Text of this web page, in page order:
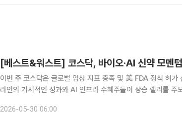
이번 주 코스닥은 글로벌 임상 지표 충족 및 美 FDA 정식 허가
라인의 가시적인 성과와 AI 인프라 수혜주들이 상승 랠리를 주
면 이번 주(26~29일) 코스닥 지수는 지난주보다 86.33포
2026-05-30 06:00